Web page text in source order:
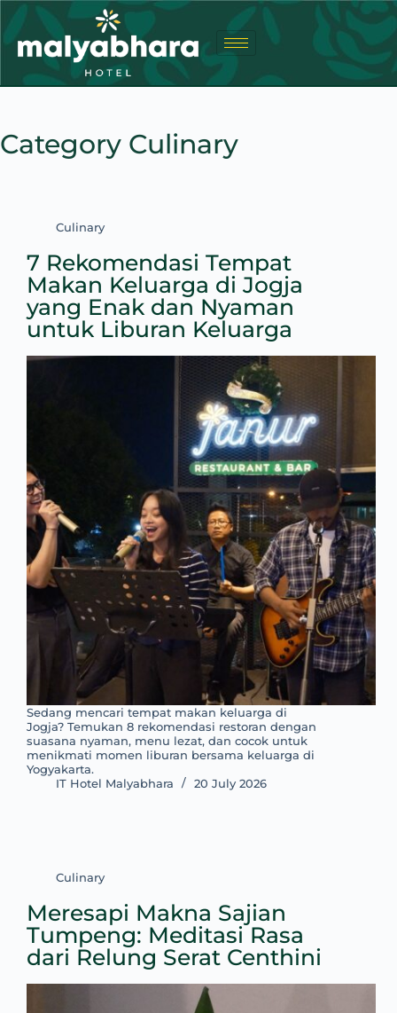
Category Culinary
Culinary
7 Rekomendasi Tempat
Makan Keluarga di Jogja
yang Enak dan Nyaman
untuk Liburan Keluarga
Sedang mencari tempat makan keluarga di
Jogja? Temukan 8 rekomendasi restoran dengan
suasana nyaman, menu lezat, dan cocok untuk
menikmati momen liburan bersama keluarga di
Yogyakarta.
IT Hotel Malyabhara
20 July 2026
Culinary
Meresapi Makna Sajian
Tumpeng: Meditasi Rasa
dari Relung Serat Centhini